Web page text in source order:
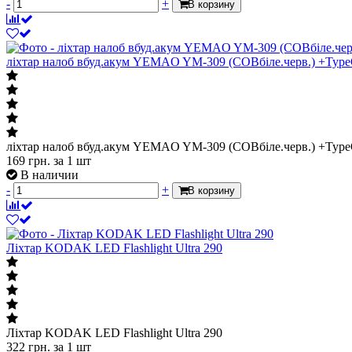
-
+ В корзину
ліхтар налоб вбуд.акум YEMAO YM-309 (COBбіле.черв.)
ліхтар налоб вбуд.акум YEMAO YM-309 (COBбіле.черв.)
169 грн. за 1 шт
В наличии
-
+ В корзину
Ліхтар KODAK LED Flashlight Ultra 290
Ліхтар KODAK LED Flashlight Ultra 290
322 грн. за 1 шт